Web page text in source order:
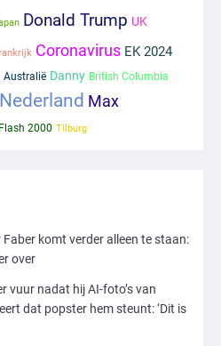
op komst
zoon van regisseur Rob
gearresteerd na dood ouders
Girl
Donald Trump UK
Coronavirus EK 2024
Australië Danny British Columbia
Nederland Max
2000 Tilburg
Faber komt verder alleen te staan:
over
vuur nadat hij AI-foto’s van
dat popster hem steunt: ‘Dit is